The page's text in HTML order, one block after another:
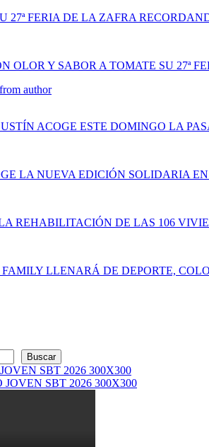
27ª FERIA DE LA ZAFRA
OLOR Y SABOR A TOMATE SU 27ª
author
ACOGE ESTE DOMINGO LA
LA NUEVA EDICIÓN SOLIDARIA
REHABILITACIÓN DE LAS 106
FAMILY LLENARÁ DE DEPORTE,
Buscar